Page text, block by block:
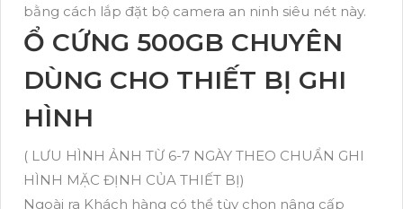
bằng cách lắp đặt bộ camera an ninh siêu nét này.
Ổ CỨNG 500GB CHUYÊN
DÙNG CHO THIẾT BỊ GHI
HÌNH
( LƯU HÌNH ẢNH TỪ 6-7 NGÀY THEO CHUẨN GHI
HÌNH MẶC ĐỊNH CỦA THIẾT BỊ)
Ngoài ra Khách hàng có thể tùy chọn nâng cấp